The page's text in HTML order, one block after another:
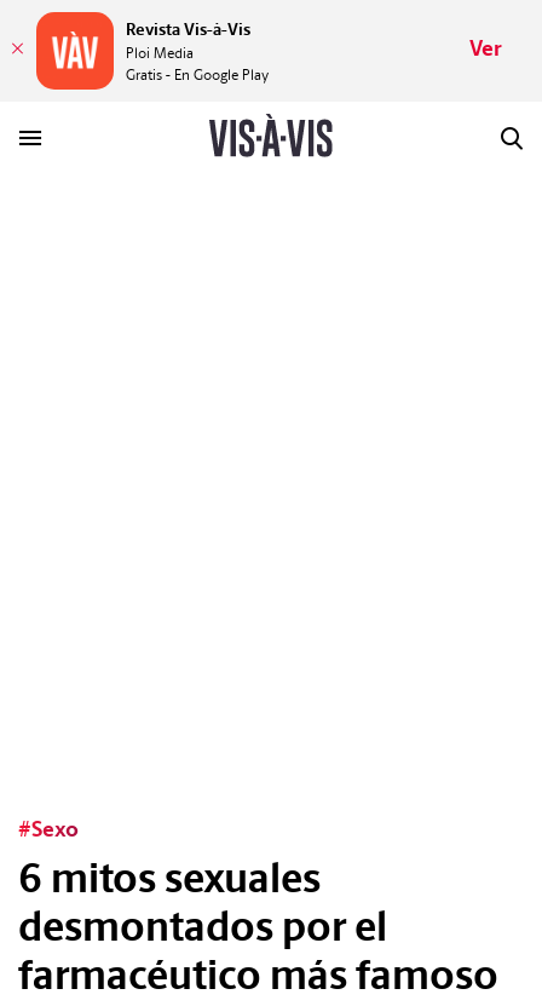
#Sexo
6 mitos sexuales
desmontados por el
farmacéutico más famoso
#Marcianadas
#Pantallas
Revista Vis-à-Vis
Ploi Media
Gratis - En Google Play
Ver